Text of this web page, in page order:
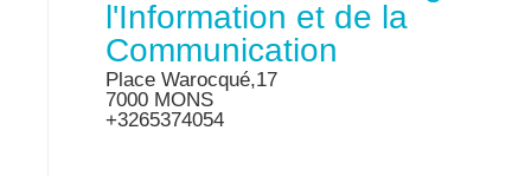
l'Information et de la
Communication
Place Warocqué,17
7000 MONS
+3265374054